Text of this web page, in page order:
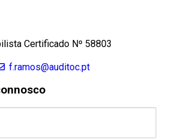
Certificado Nº 58803
f.ramos@auditoc.pt